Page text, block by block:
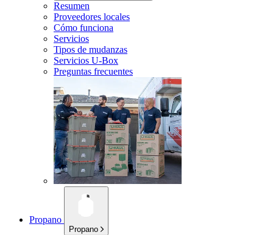
Resumen
Proveedores locales
Cómo funciona
Servicios
Tipos de mudanzas
Servicios U-Box
Preguntas frecuentes
Propano
Propano